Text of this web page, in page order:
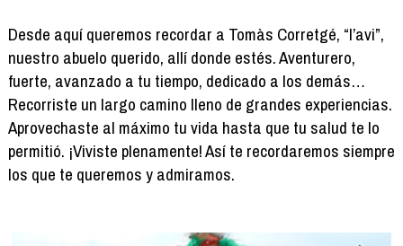
Desde aquí queremos recordar a Tomàs Corretgé, “l’avi”,
nuestro abuelo querido, allí donde estés. Aventurero,
fuerte, avanzado a tu tiempo, dedicado a los demás…
Recorriste un largo camino lleno de grandes experiencias.
Aprovechaste al máximo tu vida hasta que tu salud te lo
permitió. ¡Viviste plenamente! Así te recordaremos siempre
los que te queremos y admiramos.